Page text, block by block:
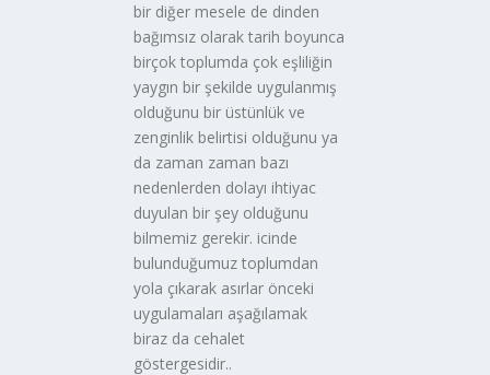
bir diğer mesele de dinden
bağımsız olarak tarih boyunca
birçok toplumda çok eşliliğin
yaygın bir şekilde uygulanmış
olduğunu bir üstünlük ve
zenginlik belirtisi olduğunu ya
da zaman zaman bazı
nedenlerden dolayı ihtiyac
duyulan bir şey olduğunu
bilmemiz gerekir. icinde
bulunduğumuz toplumdan
yola çıkarak asırlar önceki
uygulamaları aşağılamak
biraz da cehalet
göstergesidir..